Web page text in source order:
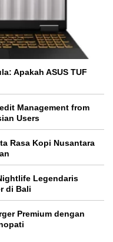
Apakah ASUS TUF
Management from
Users
Rasa Kopi Nusantara
Legendaris
di Bali
Premium dengan